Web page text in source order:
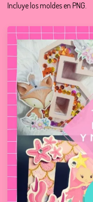
Incluye los moldes en PNG.